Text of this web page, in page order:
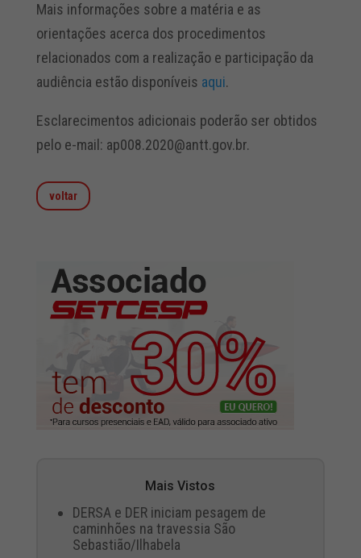
Mais informações sobre a matéria e as
orientações acerca dos procedimentos
relacionados com a realização e participação da
audiência estão disponíveis aqui.
Esclarecimentos adicionais poderão ser obtidos
pelo e-mail: ap008.2020@antt.gov.br.
voltar
Mais Vistos
DERSA e DER iniciam pesagem de
caminhões na travessia São
Sebastião/Ilhabela